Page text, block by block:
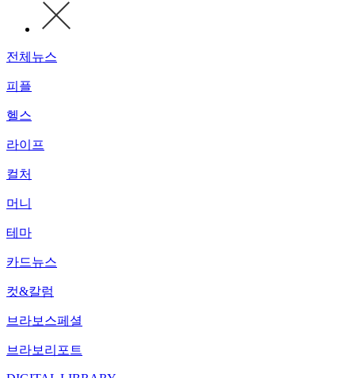
전체뉴스
피플
헬스
라이프
컬처
머니
테마
카드뉴스
컷&칼럼
브라보스페셜
브라보리포트